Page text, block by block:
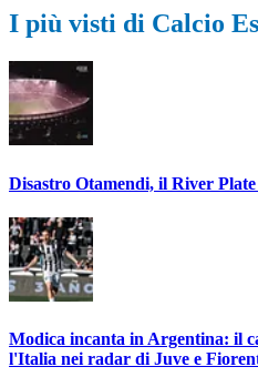
I più visti di Calcio
Disastro Otamendi, il River
Modica incanta in Argentina: il
l'Italia nei radar di Juve e